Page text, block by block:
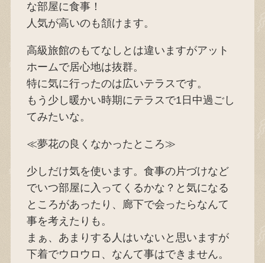
な部屋に食事！
人気が高いのも頷けます。
高級旅館のもてなしとは違いますがアット
ホームで居心地は抜群。
特に気に行ったのは広いテラスです。
もう少し暖かい時期にテラスで1日中過ごし
てみたいな。
≪夢花の良くなかったところ≫
少しだけ気を使います。食事の片づけなど
でいつ部屋に入ってくるかな？と気になる
ところがあったり、廊下で会ったらなんて
事を考えたりも。
まぁ、あまりする人はいないと思いますが
下着でウロウロ、なんて事はできません。